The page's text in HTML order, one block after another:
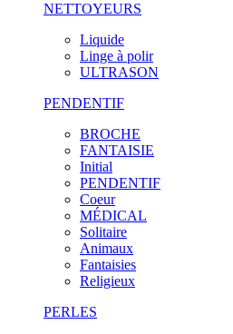
NETTOYEURS
Liquide
Linge à polir
ULTRASON
PENDENTIF
BROCHE
FANTAISIE
Initial
PENDENTIF
Coeur
MÉDICAL
Solitaire
Animaux
Fantaisies
Religieux
PERLES